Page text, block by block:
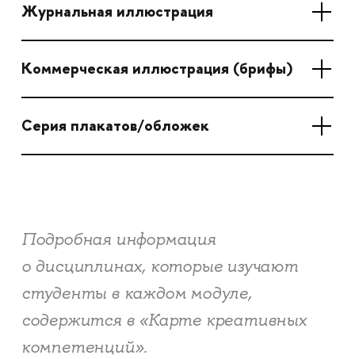
Журнальная иллюстрация
Коммерческая иллюстрация (брифы)
Серия плакатов/обложек
Подробная информация
о дисциплинах, которые изучают
студенты в каждом модуле,
содержится в «Карте креативных
компетенций».